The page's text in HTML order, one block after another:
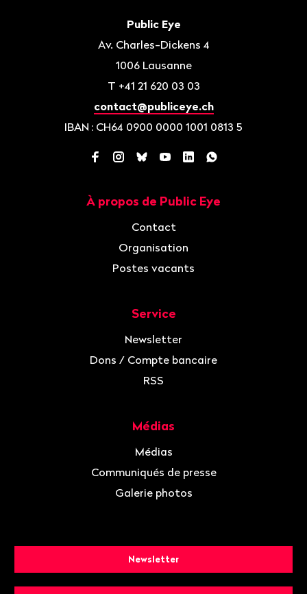
Public Eye
Av. Charles-Dickens 4
1006 Lausanne
T +41 21 620 03 03
contact@publiceye.ch
IBAN : CH64 0900 0000 1001 0813 5
Facebook
Instagram
BlueskyYouTube
LinkedInWhatsApp
À propos de Public Eye
Contact
Organisation
Postes vacants
Service
Newsletter
Dons / Compte bancaire
RSS
Médias
Médias
Communiqués de presse
Galerie photos
Newsletter